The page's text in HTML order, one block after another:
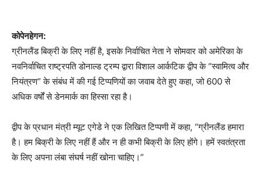
कोपेनहेगन:
ग्रीनलैंड बिक्री के लिए नहीं है, इसके निर्वाचित नेता ने सोमवार को अमेरिका के
नवनिर्वाचित राष्ट्रपति डोनाल्ड ट्रम्प द्वारा विशाल आर्कटिक द्वीप के “स्वामित्व और
नियंत्रण” के संबंध में की गई टिप्पणियों का जवाब देते हुए कहा, जो 600 से
अधिक वर्षों से डेनमार्क का हिस्सा रहा है।
द्वीप के प्रधान मंत्री म्यूट एगेडे ने एक लिखित टिप्पणी में कहा, “ग्रीनलैंड हमारा
है। हम बिक्री के लिए नहीं हैं और न ही कभी बिक्री के लिए होंगे। हमें स्वतंत्रता
के लिए अपना लंबा संघर्ष नहीं खोना चाहिए।”